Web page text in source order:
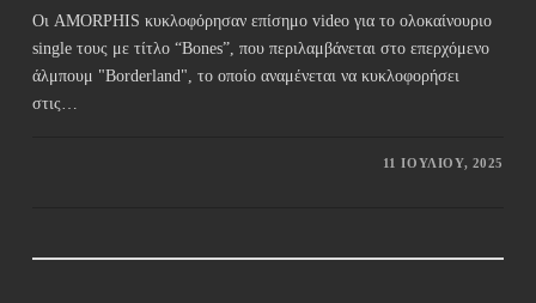
Οι AMORPHIS κυκλοφόρησαν επίσημο video για το ολοκαίνουριο
single τους με τίτλο “Bones”, που περιλαμβάνεται στο επερχόμενο
άλμπουμ "Borderland", το οποίο αναμένεται να κυκλοφορήσει
στις…
11 ΙΟΥΛΊΟΥ, 2025